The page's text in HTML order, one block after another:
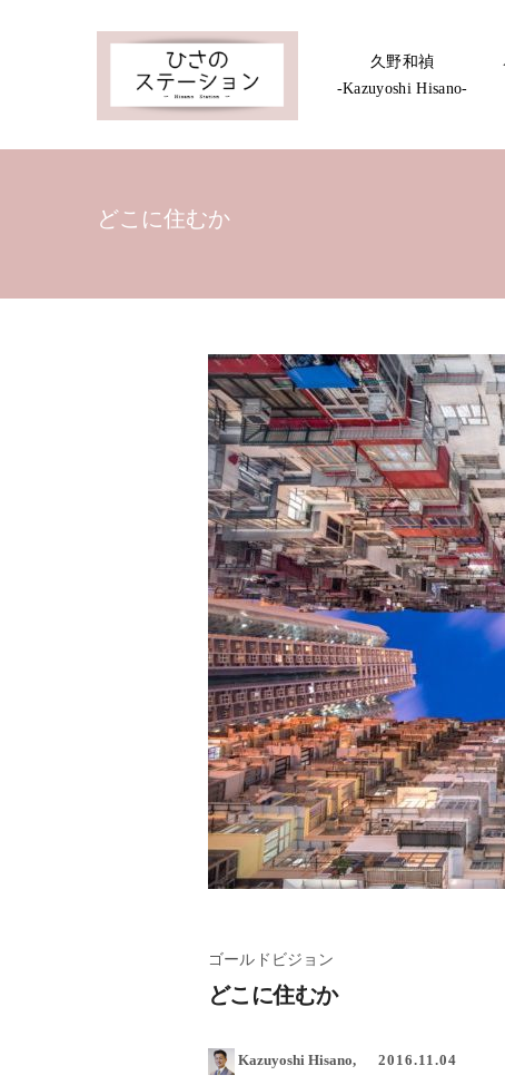
久野和禎
-Kazuyoshi Hisano-
どこに住むか
ゴールドビジョン
どこに住むか
Kazuyoshi Hisano 2016.11.04